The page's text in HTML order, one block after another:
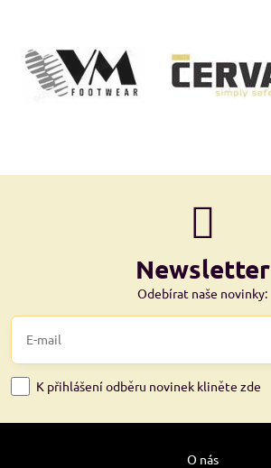
Newsletter
Odebírat naše novinky:
K přihlášení odběru novinek kliněte zde
O nás